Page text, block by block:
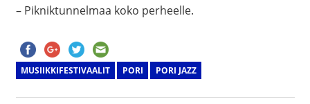
– Pikniktunnelmaa koko perheelle.
MUSIIKKIFESTIVAALIT PORI PORI JAZZ